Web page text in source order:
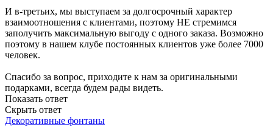
И в-третьих, мы выступаем за долгосрочный характер
взаимоотношения с клиентами, поэтому НЕ стремимся
заполучить максимальную выгоду с одного заказа. Возможно
поэтому в нашем клубе постоянных клиентов уже более 7000
человек.
Спасибо за вопрос, приходите к нам за оригинальными
подарками, всегда будем рады видеть.
Показать ответ
Скрыть ответ
Декоративные фонтаны